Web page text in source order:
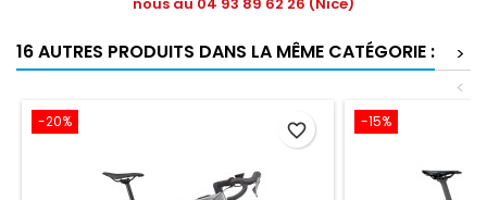
16 AUTRES PRODUITS DANS LA MÊME CATÉGORIE :
>
<
-20% favorite_border -15%